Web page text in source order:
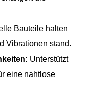
Bauteile halten
Vibrationen stand.
Unterstützt
eine nahtlose